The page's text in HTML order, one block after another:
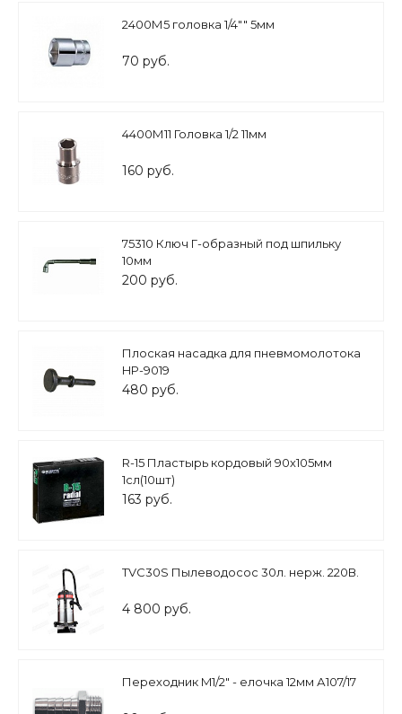
2400М5 головка 1/4"" 5мм
70 руб.
4400М11 Головка 1/2 11мм
160 руб.
75310 Ключ Г-образный под шпильку
10мм
200 руб.
Плоская насадка для пневмомолотока
HP-9019
480 руб.
R-15 Пластырь кордовый 90х105мм
1сл(10шт)
163 руб.
TVC30S Пылеводосос 30л. нерж. 220В.
4 800 руб.
Переходник M1/2" - елочка 12мм А107/17